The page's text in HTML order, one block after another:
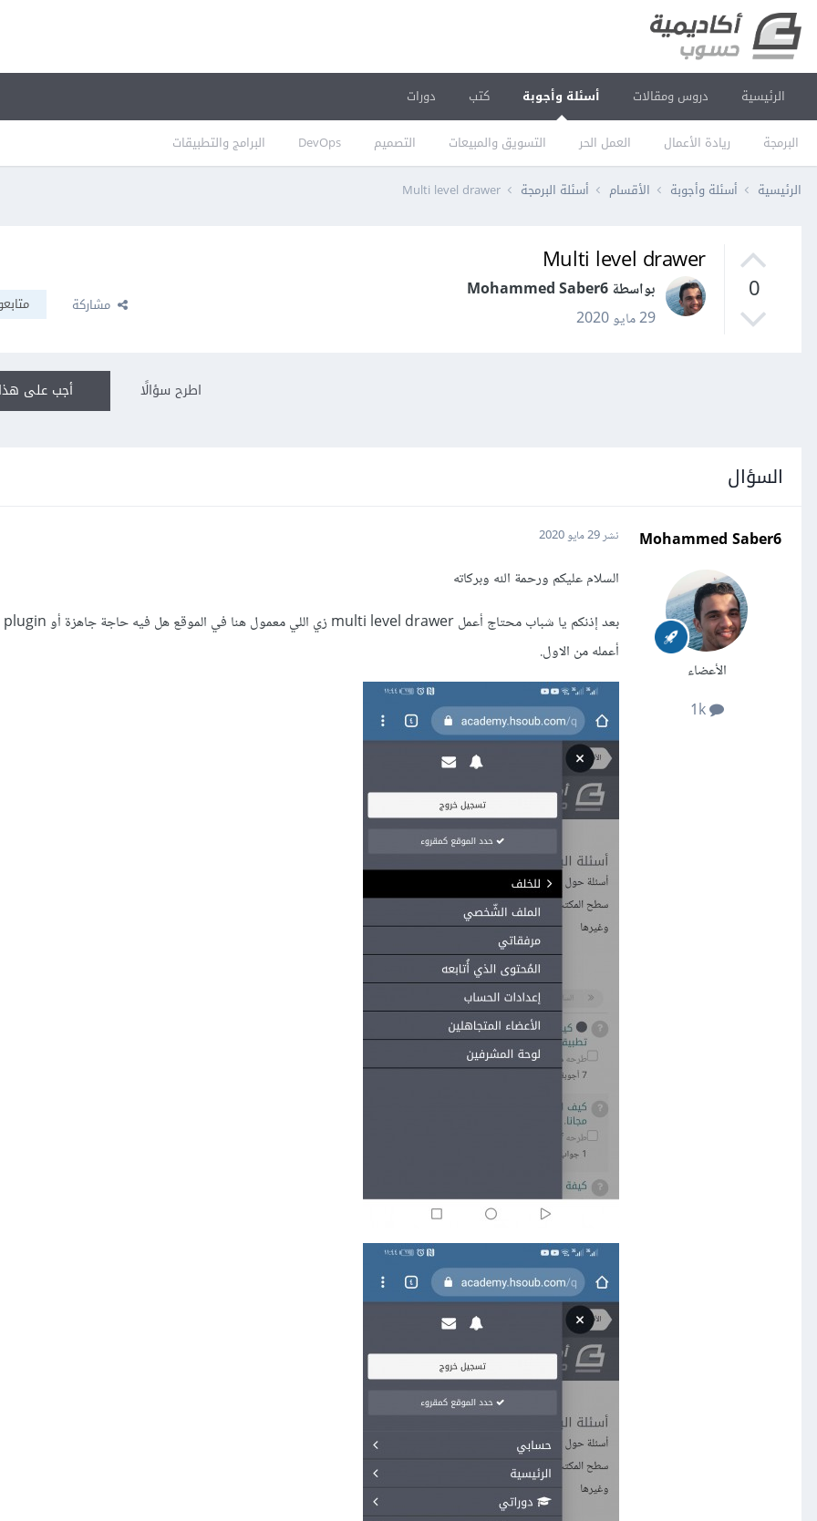
الرئيسية دروس ومقالات أسئلة وأجوبة
البرمجة ريادة الأعمال العمل الحر التسويق والمبيعات التصميم DevOps البرامج والتطبيقات
كتب دورات
الرئيسية أسئلة وأجوبة الأقسام أسئلة البرمجة Multi level drawer
0
Multi level drawer
بواسطة Mohammed Saber6
29 مايو 2020
مشاركة
أجب على اطرح سؤالًا
السؤال
Mohammed Saber6
الأعضاء
1k
نشر29 مايو 2020
السلام عليكم ورحمة الله وبركاته
أعمله من الاول.